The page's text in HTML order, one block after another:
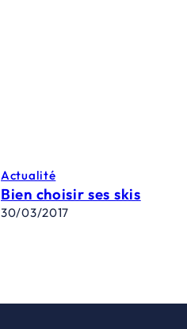
Actualité
Bien choisir ses skis
30/03/2017